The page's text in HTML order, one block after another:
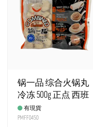
锅一品 综合火锅丸
冷冻 500g 正点 西班
牙 有現貨
PMFF0450